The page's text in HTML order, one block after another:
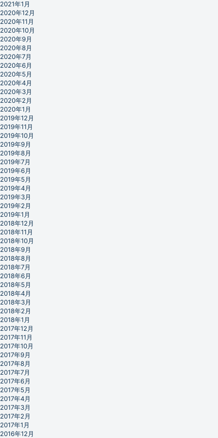
2021年1月
2020年12月
2020年11月
2020年10月
2020年9月
2020年8月
2020年7月
2020年6月
2020年5月
2020年4月
2020年3月
2020年2月
2020年1月
2019年12月
2019年11月
2019年10月
2019年9月
2019年8月
2019年7月
2019年6月
2019年5月
2019年4月
2019年3月
2019年2月
2019年1月
2018年12月
2018年11月
2018年10月
2018年9月
2018年8月
2018年7月
2018年6月
2018年5月
2018年4月
2018年3月
2018年2月
2018年1月
2017年12月
2017年11月
2017年10月
2017年9月
2017年8月
2017年7月
2017年6月
2017年5月
2017年4月
2017年3月
2017年2月
2017年1月
2016年12月